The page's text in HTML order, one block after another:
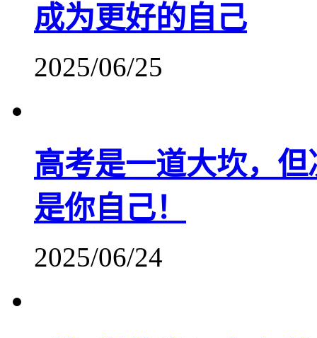
成为更好的自己
2025/06/25
高考是一道大坎，
是你自己！
2025/06/24